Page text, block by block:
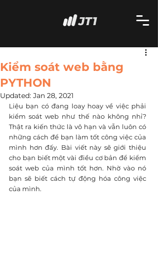
Kiểm soát web bằng
PYTHON
Updated: Jan 28, 2021
Liệu bạn có đang loay hoay về việc phải
kiểm soát web như thế nào không nhỉ?
Thật ra kiến thức là vô hạn và vẫn luôn có
những cách để bạn làm tốt công việc của
mình hơn đấy. Bài viết này sẽ giới thiệu
cho bạn biết một vài điều cơ bản để kiểm
soát web của mình tốt hơn. Nhờ vào nó
bạn sẽ biết cách tự động hóa công việc
của mình.